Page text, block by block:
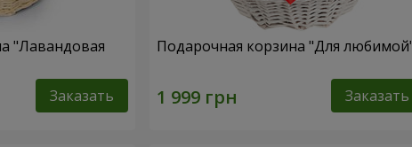
"Лавандовая
Заказать
Подарочная корзина "Для
Заказать